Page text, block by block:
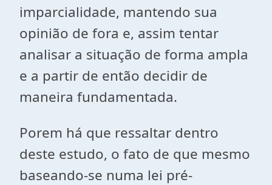
imparcialidade, mantendo sua
opinião de fora e, assim tentar
analisar a situação de forma ampla
e a partir de então decidir de
maneira fundamentada.
Porem há que ressaltar dentro
deste estudo, o fato de que mesmo
baseando-se numa lei pré-